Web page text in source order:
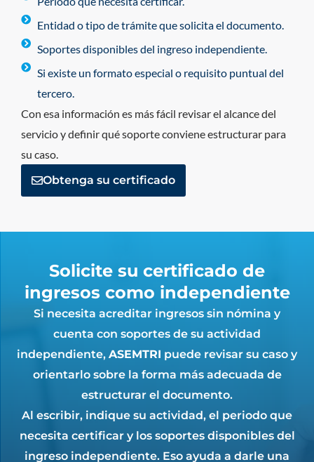
Entidad o tipo de trámite que solicita el documento.
Soportes disponibles del ingreso independiente.
Si existe un formato especial o requisito puntual del
tercero.
Con esa información es más fácil revisar el alcance del
servicio y definir qué soporte conviene estructurar para
su caso.
Obtenga su certificado
Solicite su certificado de
ingresos como independiente
Si necesita acreditar ingresos sin nómina y
cuenta con soportes de su actividad
independiente, ASEMTRI puede revisar su caso y
orientarlo sobre la forma más adecuada de
estructurar el documento.
Al escribir, indique su actividad, el periodo que
necesita certificar y los soportes disponibles del
ingreso independiente. Eso ayuda a darle una